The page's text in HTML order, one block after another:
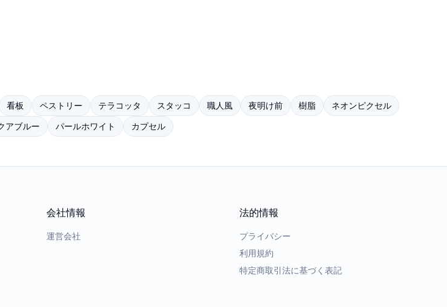
看板 ペストリー テラコッタ スタッコ 職人風 夜明け前 樹脂
ネオンピクセル
アブルー パールホワイト カプセル
会社情報
運営会社
法的情報
プライバシー
利用規約
特定商取引法に基づく表記